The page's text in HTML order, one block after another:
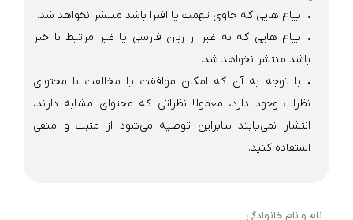
پیام هایی که حاوی تهمت یا افترا باشد منتشر نخواهد شد.
پیام هایی که به غیر از زبان فارسی یا غیر مرتبط با خبر
باشد منتشر نخواهد شد.
با توجه به آن که امکان موافقت یا مخالفت با محتوای
نظرات وجود دارد، معمولا نظراتی که محتوای مشابه دارند،
انتشار نمی‌یابند بنابراین توصیه می‌شود از مثبت و منفی
استفاده کنید.
نام و نام خانوادگی